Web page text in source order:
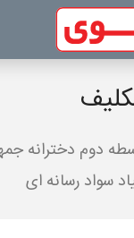
دوم دخترانه
سواد رسانه ای